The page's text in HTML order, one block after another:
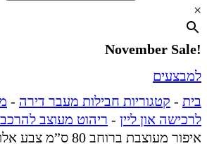
×
!November Sale
למבצעים
בית - קטגוריות חבילות מעבר דירה -
לרכישה און ליין - ריהוט מעוצב
איפור מעוצבת ברוחב 80 ס”מ צבע אלון מוזהב דגם אוריקי